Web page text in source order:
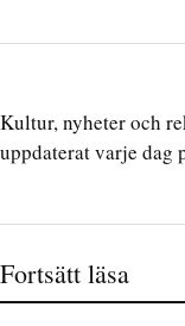
Kultur, nyheter och
uppdaterat varje dag
Fortsätt läsa